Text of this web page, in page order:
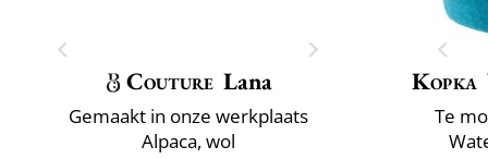
Couture Lana
Gemaakt in onze werkplaats
Alpaca, wol
Kopka
Te